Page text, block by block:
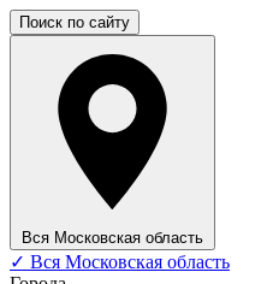
Поиск по сайту
Вся Московская область
✓ Вся Московская область